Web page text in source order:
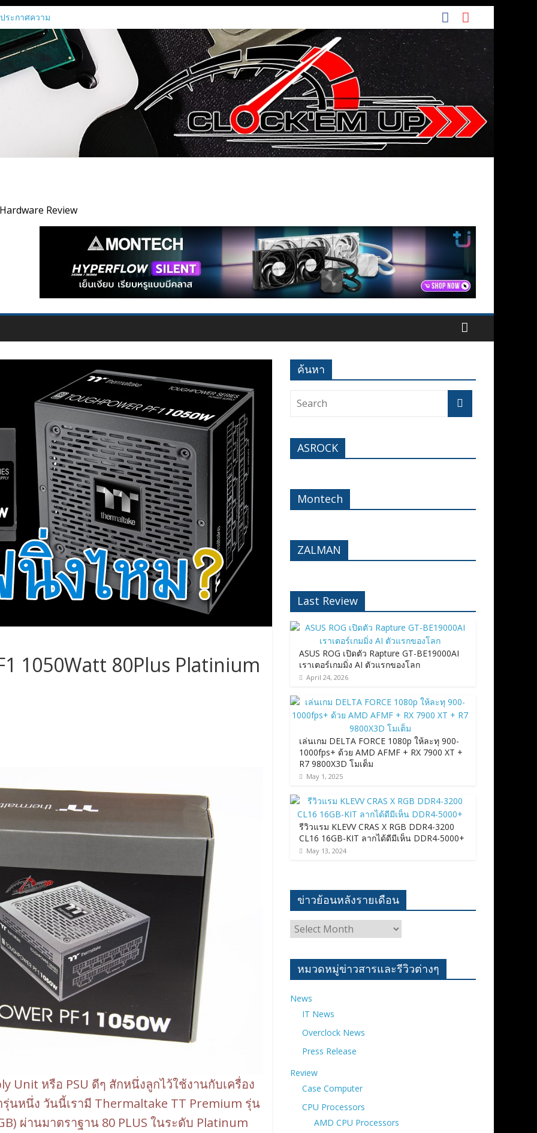
ระกาศความ
ปิดใช้กราฟิก
Series
ด Radeon RX
แค่เรนเดอร์
ขั้นตอนของ
Agentic AI ณ
เป็น
ทางการ
ต่ระดับเริ่มต้นReview
1050Watt 80Plus Platinium
Unit หรือ PSU ดีๆ สักหนึ่งลูกไว้ใช้งานกับเครื่อง
รุ่นหนึ่ง วันนี้เรามี Thermaltake TT Premium รุ่น
ผ่านมาตราฐาน 80 PLUS ในระดับ Platinum
ค้นหา
ASROCK
Montech
ZALMAN
Last Review
ASUS ROG เปิดตัว Rapture GT-BE19000AI
เราเตอร์เกมมิ่ง AI ตัวแรกของโลก
April 24, 2026
เล่นเกม DELTA FORCE 1080p ให้ละทุ 900-
1000fps+ ด้วย AMD AFMF + RX 7900 XT +
R7 9800X3D โมเต็ม
May 1, 2025
รีวิวแรม KLEVV CRAS X RGB DDR4-3200
CL16 16GB-KIT ลากได้ดีมีเห็น DDR4-5000+
May 13, 2024
ข่าวย้อนหลังรายเดือน
ข่าว
ย้อน
ราย
เดือน
หมวดหมู่ข่าวสารและรีวิวต่างๆ
News
IT News
Overclock News
Press Release
Review
Case Computer
CPU Processors
AMD CPU Processors